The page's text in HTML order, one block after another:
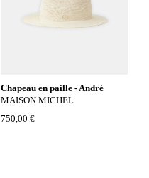
Chapeau en paille - André
MAISON MICHEL
750,00 €